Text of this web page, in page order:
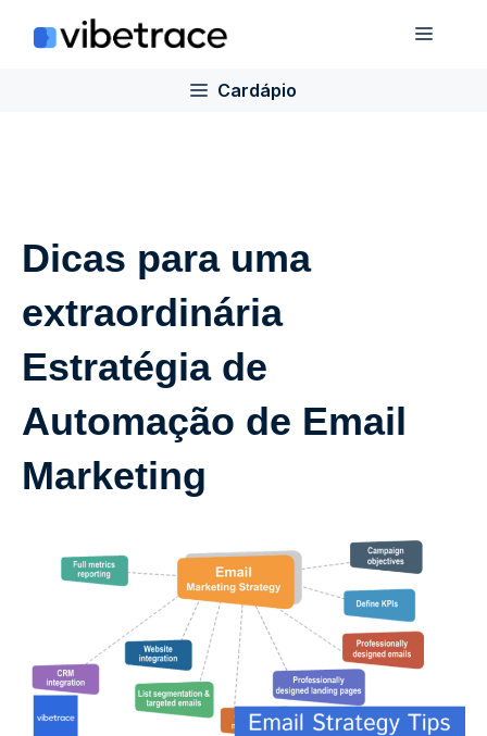
para
Cardápio
Dicas para uma
extraordinária
Estratégia de
Automação de Email
Marketing